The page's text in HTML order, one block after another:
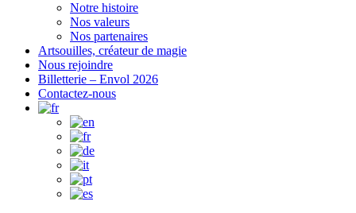
Notre histoire
Nos valeurs
Nos partenaires
Artsouilles, créateur de magie
Nous rejoindre
Billetterie – Envol 2026
Contactez-nous